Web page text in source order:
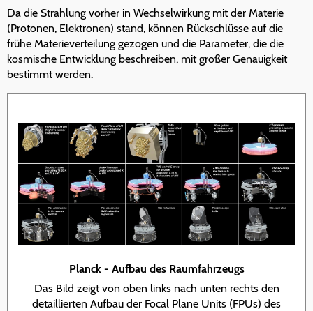
Da die Strahlung vorher in Wechselwirkung mit der Materie
(Protonen, Elektronen) stand, können Rückschlüsse auf die
frühe Materieverteilung gezogen und die Parameter, die die
kosmische Entwicklung beschreiben, mit großer Genauigkeit
bestimmt werden.
Planck - Aufbau des Raumfahrzeugs
Das Bild zeigt von oben links nach unten rechts den
detaillierten Aufbau der Focal Plane Units (FPUs) des